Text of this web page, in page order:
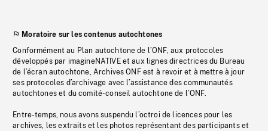
Moratoire sur les contenus autochtones
Conformément au Plan autochtone de l’ONF, aux protocoles
développés par imagineNATIVE et aux lignes directrices du Bureau
de l’écran autochtone, Archives ONF est à revoir et à mettre à jour
ses protocoles d’archivage avec l’assistance des communautés
autochtones et du comité-conseil autochtone de l’ONF.
Entre-temps, nous avons suspendu l’octroi de licences pour les
archives, les extraits et les photos représentant des participants et